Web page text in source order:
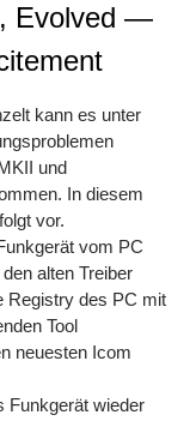
Evolved —
kann es unter
und
In diesem
vor.
vom PC
alten Treiber
Registry des PC mit
Tool
neuesten Icom
Funkgerät wieder